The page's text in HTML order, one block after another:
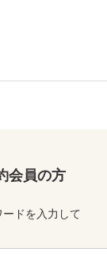
会員の方
ドを入力して